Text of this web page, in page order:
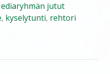
e
jutut
, kyselytunti, rehtori